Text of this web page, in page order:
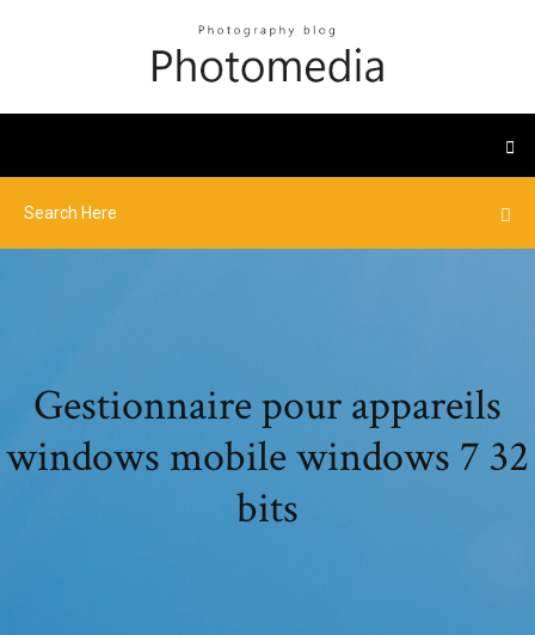
Gestionnaire pour appareils
windows mobile windows 7 32
bits